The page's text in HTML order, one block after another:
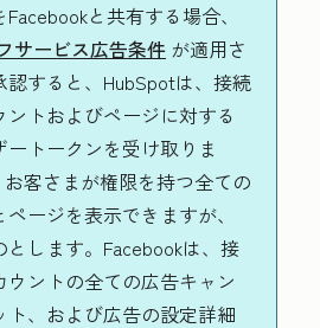
と共有する場合、
サービス広告条件 が適用さ
認すると、HubSpotは、接続
ントおよびページに対する
トークンを受け取りま
客さまが権限を持つ全ての
ージを表示できますが、
します。Facebookは、接
ントの全ての広告キャン
ト、および広告の設定詳細